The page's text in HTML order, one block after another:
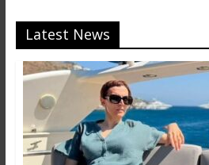
Latest News